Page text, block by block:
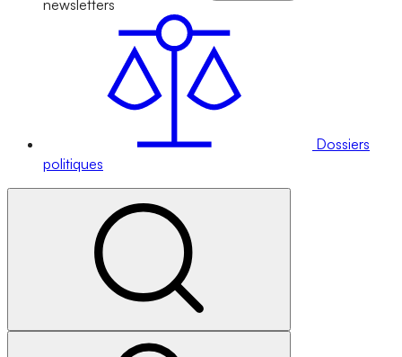
newsletters
Dossiers
politiques